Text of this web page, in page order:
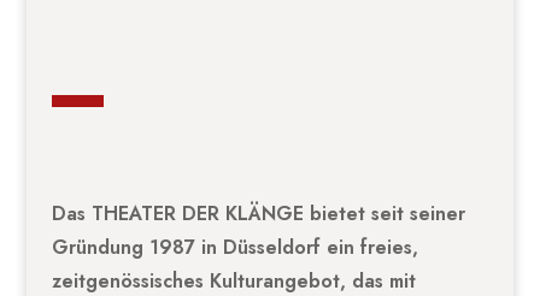
Das THEATER DER KLÄNGE bietet seit seiner
Gründung 1987 in Düsseldorf ein freies,
zeitgenössisches Kulturangebot, das mit